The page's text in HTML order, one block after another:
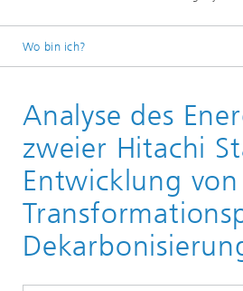
Wo bin ich?
Forschungsprojekte
Analyse des
zweier Hitachi
Entwicklung von